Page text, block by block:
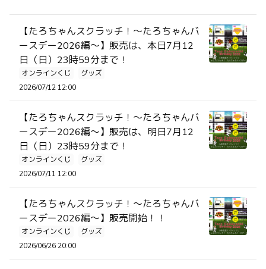
【たろちゃんスクラッチ！～たろちゃんバ
ースデー2026編～】販売は、本日7月12
日（日）23時59分まで！
オンラインくじ
グッズ
2026/07/12 12:00
【たろちゃんスクラッチ！～たろちゃんバ
ースデー2026編～】販売は、明日7月12
日（日）23時59分まで！
オンラインくじ
グッズ
2026/07/11 12:00
【たろちゃんスクラッチ！～たろちゃんバ
ースデー2026編～】販売開始！！
オンラインくじ
グッズ
2026/06/26 20:00